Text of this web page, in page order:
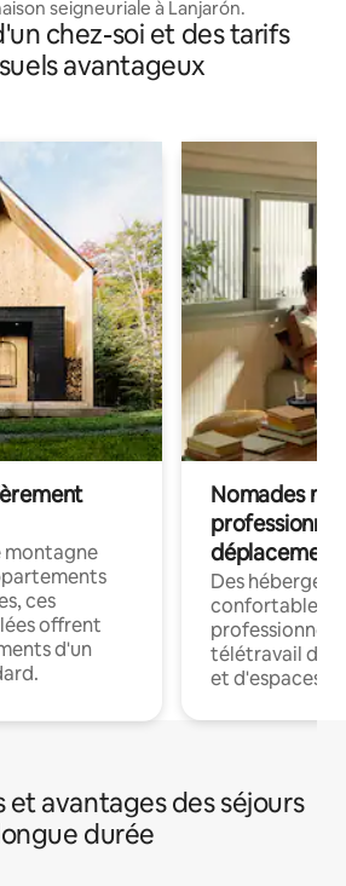
seigneuriale à Lanjarón.
chez-soi et des tarifs
avantageux
montagne
ces
offrent
d'un
Nomades
déplacement
Des
confortables
professionnels
télétravail
et d'espaces
avantages des séjours
durée